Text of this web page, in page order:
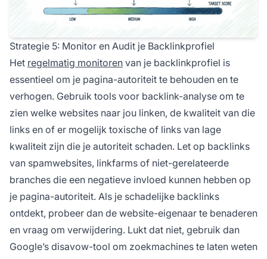
Strategie 5: Monitor en Audit je Backlinkprofiel
Het regelmatig monitoren van je backlinkprofiel is
essentieel om je pagina-autoriteit te behouden en te
verhogen. Gebruik tools voor backlink-analyse om te
zien welke websites naar jou linken, de kwaliteit van die
links en of er mogelijk toxische of links van lage
kwaliteit zijn die je autoriteit schaden. Let op backlinks
van spamwebsites, linkfarms of niet-gerelateerde
branches die een negatieve invloed kunnen hebben op
je pagina-autoriteit. Als je schadelijke backlinks
ontdekt, probeer dan de website-eigenaar te benaderen
en vraag om verwijdering. Lukt dat niet, gebruik dan
Google’s disavow-tool om zoekmachines te laten weten